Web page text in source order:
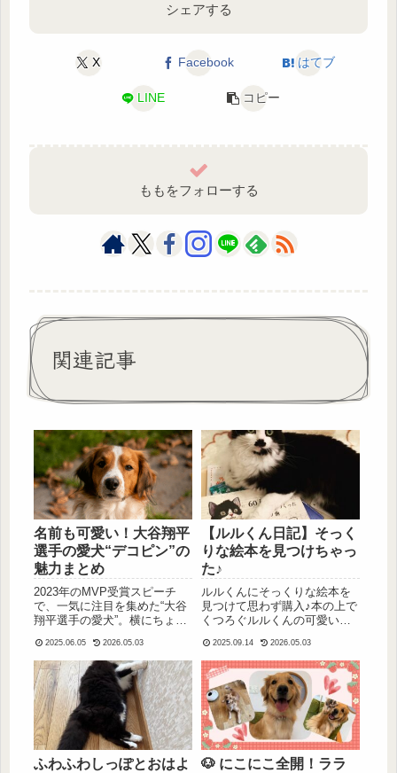
シェアする
X Facebook はてブ
LINE コピー
ももをフォローする
関連記事
名前も可愛い！大谷翔平
選手の愛犬“デコピン”の
魅力まとめ
2023年のMVP受賞スピーチ
で、一気に注目を集めた“大谷
翔平選手の愛犬”。横にちょこ
可愛くて、「あの犬な
に！？」「名前は？」とSNS
でも大きな話題になりまし
た。実はあのワンちゃん、か
なり珍しい犬種なんです！今
回は...
2025.06.05 2026.05.03
【ルルくん日記】そっく
りな絵本を見つけちゃっ
た♪
ルルくんにそっくりな絵本を
見つけて思わず購入♪本の上で
くつろぐルルくんの可愛い日
2025.09.14 2026.05.03
ふわふわしっぽとおはよ
🐶 にこにこ全開！ララ